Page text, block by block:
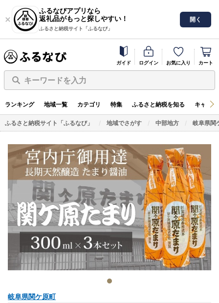
ふるなびアプリなら
返礼品がもっと探しやすい！
ふるさと納税サイト「ふるなび」
開く
ガイド ログイン お気に入り カート
キーワードを入力
ランキング 地域一覧 カテゴリ 特集 ふるさと納税を知る キャン
ふるさと納税サイト「ふるなび」 地域でさがす 中部地方 岐阜県関
岐阜県関ケ原町